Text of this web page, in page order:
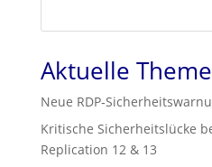
Aktuelle
Neue
Kritische Sicherheitslücke
Replication 12 & 13